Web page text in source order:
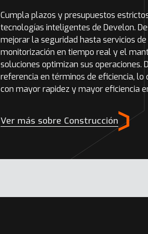
Cumpla plazos y presupuestos
tecnologías inteligentes de Develon.
mejorar la seguridad hasta servicios
monitorización en tiempo real y el
soluciones optimizan sus operaciones.
referencia en términos de eficiencia,
con mayor rapidez y mayor eficiencia
Ver más sobre Construcción